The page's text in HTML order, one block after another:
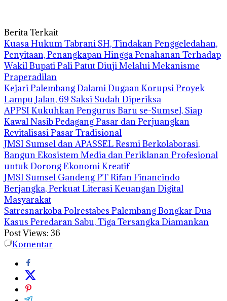
Berita Terkait
‎Kuasa Hukum Tabrani SH, Tindakan Penggeledahan,
Penyitaan, Penangkapan Hingga Penahanan Terhadap
Wakil Bupati Pali Patut Diuji Melalui Mekanisme
Praperadilan
Kejari Palembang Dalami Dugaan Korupsi Proyek
Lampu Jalan, 69 Saksi Sudah Diperiksa
APPSI Kukuhkan Pengurus Baru se-Sumsel, Siap
Kawal Nasib Pedagang Pasar dan Perjuangkan
Revitalisasi Pasar Tradisional
JMSI Sumsel dan APASSEL Resmi Berkolaborasi,
Bangun Ekosistem Media dan Periklanan Profesional
untuk Dorong Ekonomi Kreatif
JMSI Sumsel Gandeng PT Rifan Financindo
Berjangka, Perkuat Literasi Keuangan Digital
Masyarakat
Satresnarkoba Polrestabes Palembang Bongkar Dua
Kasus Peredaran Sabu, Tiga Tersangka Diamankan
Post Views: 36
Komentar